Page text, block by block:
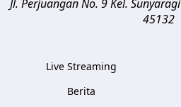
Jl. Perjuangan No. 9 Kel. Sunyaragi
45132
Live Streaming
Berita